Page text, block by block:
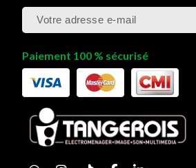
Paiement 100 % sécurisé